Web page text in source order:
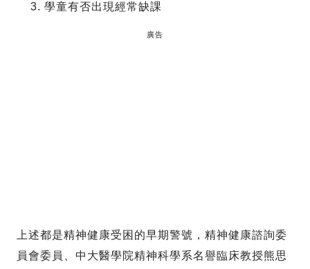
學童有否出現經常缺課
廣告
上述都是精神健康受困的早期警號，精神健康諮詢委
員會委員、中大醫學院精神科學系名譽臨床教授熊思